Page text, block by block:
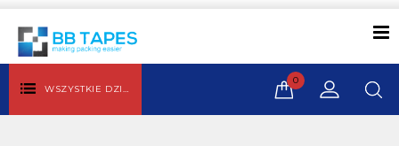
WSZYSTKIE DZIAŁY
0